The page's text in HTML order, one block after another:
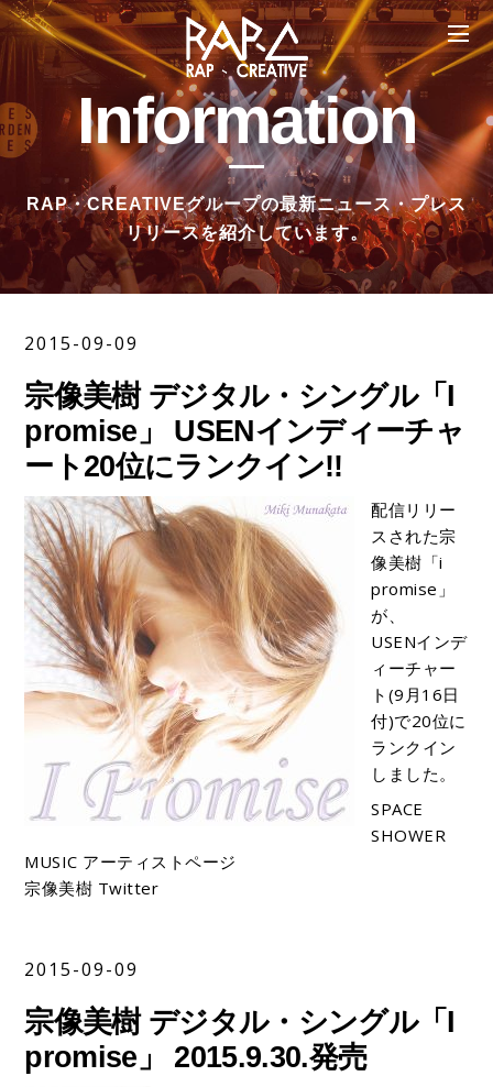
Information
RAP・CREATIVEグループの最新ニュース・プレス
リリースを紹介しています。
2015-09-09
宗像美樹 デジタル・シングル「I
promise」 USENインディーチャ
ート20位にランクイン!!
配信リリー
スされた宗
像美樹「i
promise」
が、
USENインデ
ィーチャー
ト(9月16日
付)で20位に
ランクイン
しました。
SPACE
SHOWER
MUSIC アーティストページ
宗像美樹 Twitter
2015-09-09
宗像美樹 デジタル・シングル「I
promise」 2015.9.30.発売